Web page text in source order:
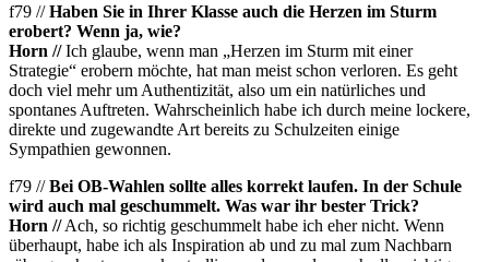
f79 // Haben Sie in Ihrer Klasse auch die Herzen im Sturm
erobert? Wenn ja, wie?
Horn //Ich glaube, wenn man „Herzen im Sturm mit einer
Strategie“ erobern möchte, hat man meist schon verloren. Es geht
doch viel mehr um Authentizität, also um ein natürliches und
spontanes Auftreten. Wahrscheinlich habe ich durch meine lockere,
direkte und zugewandte Art bereits zu Schulzeiten einige
Sympathien gewonnen.
f79 // Bei OB-Wahlen sollte alles korrekt laufen. In der Schule
wird auch mal geschummelt. Was war ihr bester Trick?
Horn //Ach, so richtig geschummelt habe ich eher nicht. Wenn
überhaupt, habe ich als Inspiration ab und zu mal zum Nachbarn